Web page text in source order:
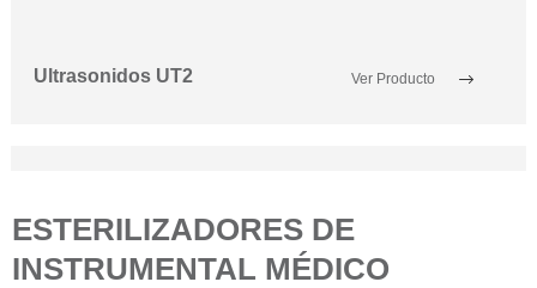
Ultrasonidos UT2 Ver Producto
ESTERILIZADORES DE
INSTRUMENTAL MÉDICO